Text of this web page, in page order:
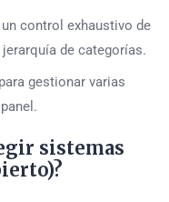
control exhaustivo de
jerarquía de categorías.
gestionar varias
sistemas